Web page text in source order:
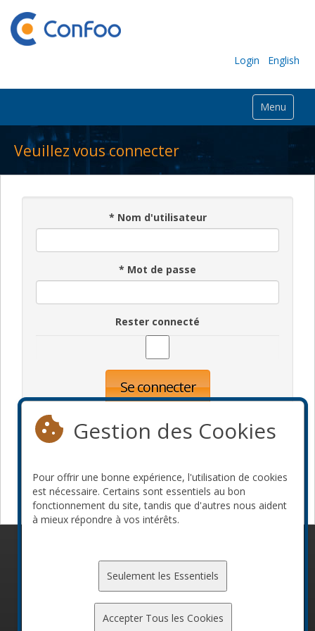
Login English
Menu
Veuillez vous connecter
* Nom d'utilisateur
* Mot de passe
Rester connecté
Se connecter
Devenir commanditaire
Gestion des Cookies
Pour offrir une bonne expérience, l'utilisation de cookies
est nécessaire. Certains sont essentiels au bon
fonctionnement du site, tandis que d'autres nous aident
à mieux répondre à vos intérêts.
Seulement les Essentiels
Accepter Tous les Cookies